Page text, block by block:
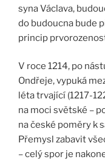
syna Václava,
do budoucna bude
princip
V roce 1214, po
Ondřeje, vypuká
léta trvající (1217-
na moci světské –
na české poměry k
Přemysl zabavit
– celý spor je